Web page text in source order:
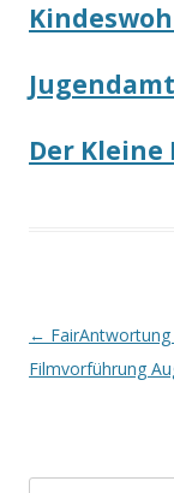
Der Kleine
Beitrags-
Navigation
←
Filmvorführung